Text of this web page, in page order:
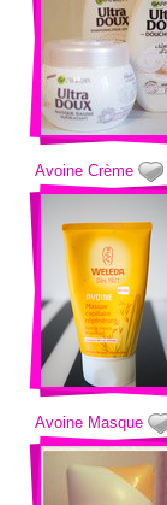
Avoine Crème
Avoine Masque